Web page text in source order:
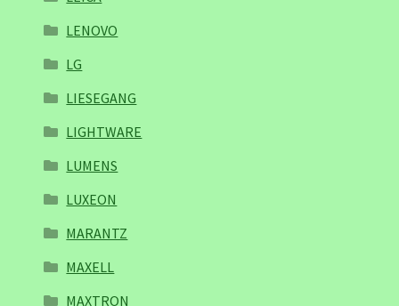
LENOVO
LG
LIESEGANG
LIGHTWARE
LUMENS
LUXEON
MARANTZ
MAXELL
MAXTRON